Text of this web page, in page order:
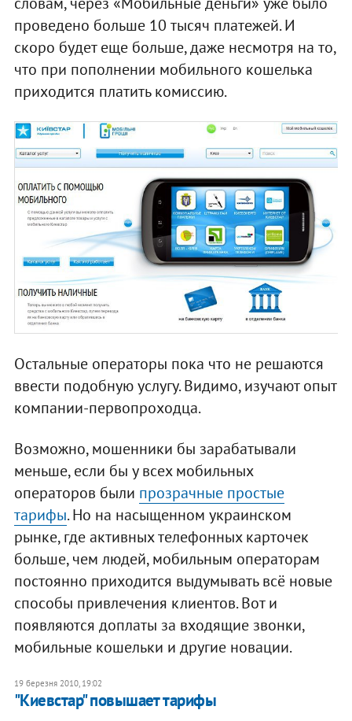
проведено больше 10 тысяч платежей. И
скоро будет еще больше, даже несмотря на то,
что при пополнении мобильного кошелька
приходится платить комиссию.
Остальные операторы пока что не решаются
ввести подобную услугу. Видимо, изучают опыт
компании-первопроходца.
Возможно, мошенники бы зарабатывали
меньше, если бы у всех мобильных
операторов были прозрачные простые
тарифы. Но на насыщенном украинском
рынке, где активных телефонных карточек
больше, чем людей, мобильным операторам
постоянно приходится выдумывать всё новые
способы привлечения клиентов. Вот и
появляются доплаты за входящие звонки,
мобильные кошельки и другие новации.
19 березня 2010, 19:02
"Киевстар" повышает тарифы